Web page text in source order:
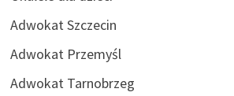
Adwokat Szczecin
Adwokat Przemyśl
Adwokat Tarnobrzeg